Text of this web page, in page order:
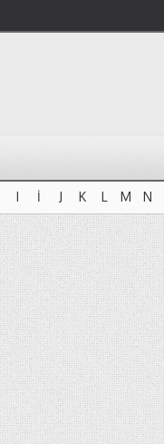
I İ J K L M N
I İ J K L M N